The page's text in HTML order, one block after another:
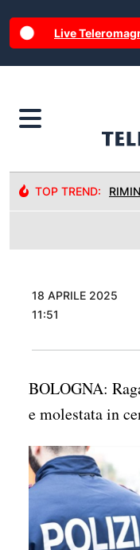
Live
TOP TREND:
18 APRILE 2025
11:51
BOLOGNA:
e molestata in